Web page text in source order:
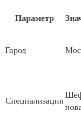
Параметр
Город
Специализация